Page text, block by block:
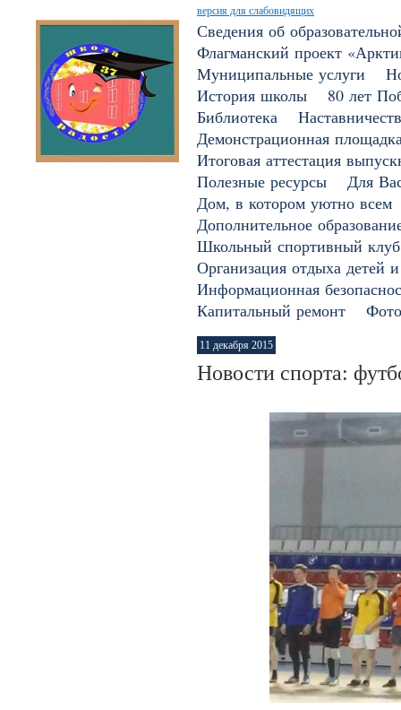
версия для слабовидящих
Сведения об
Флагманский проект
Муниципальные услуги
История школы
80 лет
Библиотека
Демонстрационная
Итоговая аттестация
Полезные ресурсы
Для
Дом, в котором уютно всем
Дополнительное
Школьный спортивный клуб
Организация отдыха детей
Информационная
Капитальный ремонт
11 декабря 2015
Новости спорта: